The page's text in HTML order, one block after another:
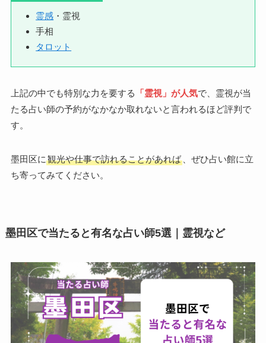
霊感 ・霊視
手相
タロット
上記の中でも特別な力を要する 「霊視」が人気で、霊視が当
たる占い師の予約がなかなか取れないと言われるほど評判で
す。
墨田区に観光や仕事で訪れることがあれば、ぜひ占い館に立
ち寄ってみてください。
墨田区で当たると有名な占い師5選｜霊視など